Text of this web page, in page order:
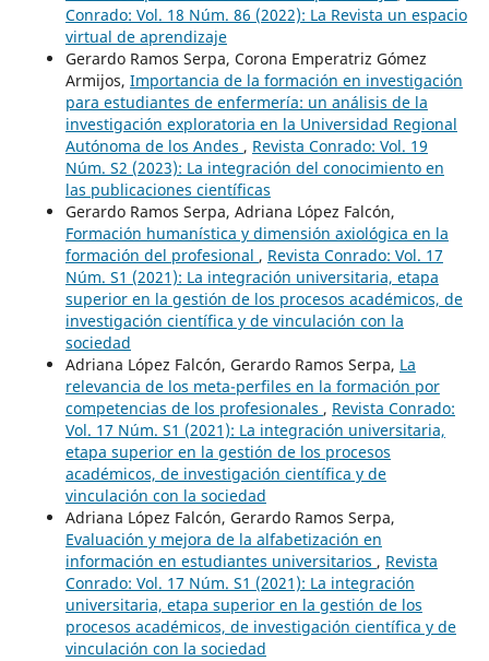
Conrado: Vol. 18 Núm. 86 (2022): La Revista un espacio
virtual de aprendizaje
Gerardo Ramos Serpa, Corona Emperatriz Gómez
Armijos, Importancia de la formación en investigación
para estudiantes de enfermería: un análisis de la
investigación exploratoria en la Universidad Regional
Autónoma de los Andes , Revista Conrado: Vol. 19
Núm. S2 (2023): La integración del conocimiento en
las publicaciones científicas
Gerardo Ramos Serpa, Adriana López Falcón,
Formación humanística y dimensión axiológica en la
formación del profesional , Revista Conrado: Vol. 17
Núm. S1 (2021): La integración universitaria, etapa
superior en la gestión de los procesos académicos, de
investigación científica y de vinculación con la
sociedad
Adriana López Falcón, Gerardo Ramos Serpa, La
relevancia de los meta-perfiles en la formación por
competencias de los profesionales , Revista Conrado:
Vol. 17 Núm. S1 (2021): La integración universitaria,
etapa superior en la gestión de los procesos
académicos, de investigación científica y de
vinculación con la sociedad
Adriana López Falcón, Gerardo Ramos Serpa,
Evaluación y mejora de la alfabetización en
información en estudiantes universitarios , Revista
Conrado: Vol. 17 Núm. S1 (2021): La integración
universitaria, etapa superior en la gestión de los
procesos académicos, de investigación científica y de
vinculación con la sociedad